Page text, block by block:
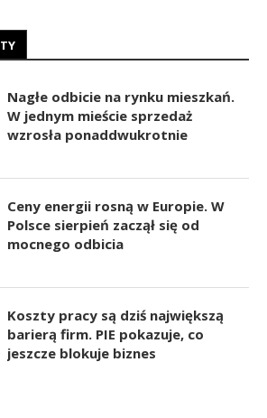
Nagłe odbicie na rynku mieszkań.
W jednym mieście sprzedaż
wzrosła ponaddwukrotnie
Ceny energii rosną w Europie. W
Polsce sierpień zaczął się od
mocnego odbicia
Koszty pracy są dziś największą
barierą firm. PIE pokazuje, co
jeszcze blokuje biznes